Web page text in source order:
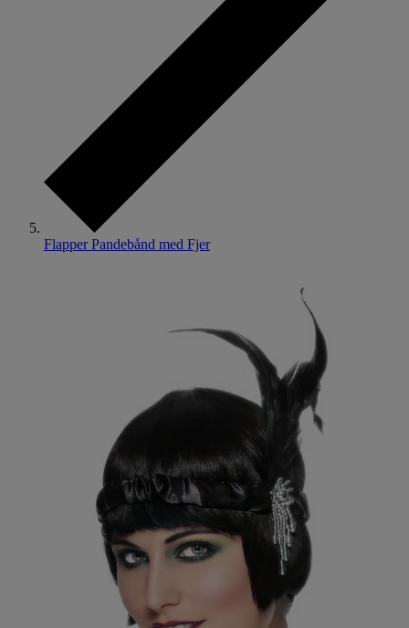
Flapper Pandebånd med Fjer